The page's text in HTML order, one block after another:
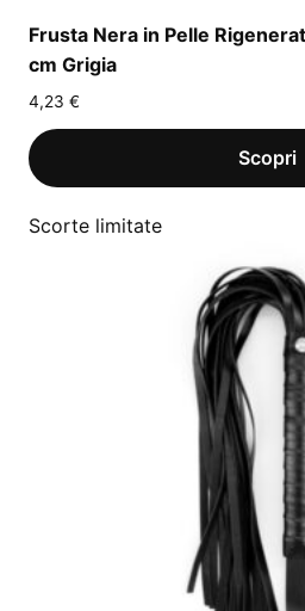
Frusta Nera in Pelle
cm Grigia
4,23 €
Scorte limitate